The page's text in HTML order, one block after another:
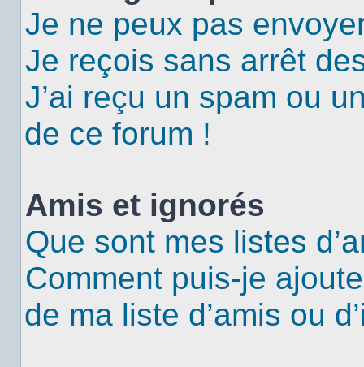
Je ne peux pas
Je reçois sans arrêt
J’ai reçu un spam ou
de ce forum !
Amis et ignorés
Que sont mes listes
Comment puis-je
de ma liste d’amis ou